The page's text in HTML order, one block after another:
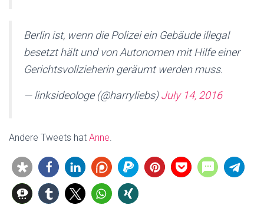
Berlin ist, wenn die Polizei ein Gebäude illegal
besetzt hält und von Autonomen mit Hilfe einer
Gerichtsvollzieherin geräumt werden muss.
— linksideologe (@harryliebs)July 14, 2016
Andere Tweets hat Anne.